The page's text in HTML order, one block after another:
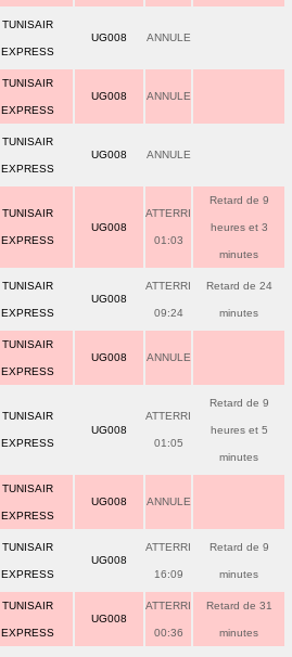
TUNISAIR
EXPRESS
UG008 ANNULE
TUNISAIR
EXPRESS
UG008 ANNULE
TUNISAIR
EXPRESS
UG008 ANNULE
TUNISAIR
EXPRESS
UG008
ATTERRI
01:03
Retard de 9
heures et 3
minutes
TUNISAIR
EXPRESS
UG008
ATTERRI
09:24
Retard de 24
minutes
TUNISAIR
EXPRESS
UG008 ANNULE
TUNISAIR
EXPRESS
UG008
ATTERRI
01:05
Retard de 9
heures et 5
minutes
TUNISAIR
EXPRESS
UG008 ANNULE
TUNISAIR
EXPRESS
UG008
ATTERRI
16:09
Retard de 9
minutes
TUNISAIR
EXPRESS
UG008
ATTERRI
00:36
Retard de 31
minutes